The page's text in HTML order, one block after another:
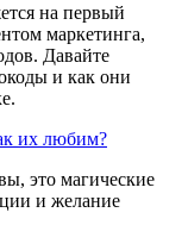
на первый
маркетинга,
Давайте
и как они
это магические
и желание